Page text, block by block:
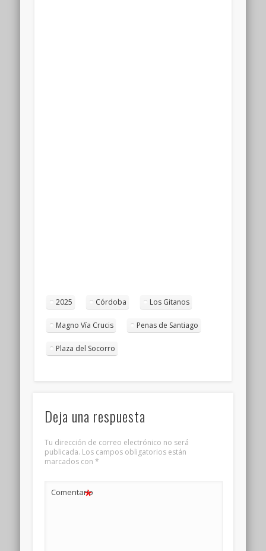
2025 Córdoba Los Gitanos
Magno Vía Crucis Penas de Santiago
Plaza del Socorro
Deja una respuesta
Tu dirección de correo electrónico no será
publicada. Los campos obligatorios están
marcados con *
Comentario
*